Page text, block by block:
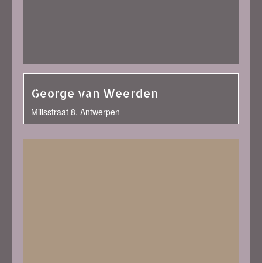
George van Weerden
Milisstraat 8, Antwerpen